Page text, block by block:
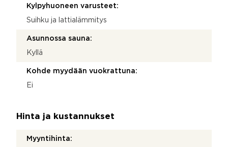
Kylpyhuoneen varusteet:
Suihku ja lattialämmitys
Asunnossa sauna:
Kyllä
Kohde myydään vuokrattuna:
Ei
Hinta ja kustannukset
Myyntihinta: